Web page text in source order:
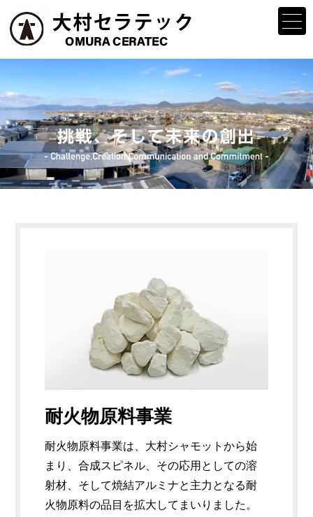
耐火物原料事業
耐火物原料事業は、大村シャモットから始
まり、合成スピネル、その応用としての溶
射材、そして焼結アルミナと主力となる耐
火物原料の品目を拡大してまいりました。